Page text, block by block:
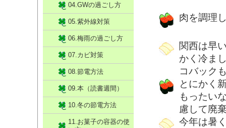
肉を調理
関西は早
かく冷ま
コバック
とにかく
もったい
慮して廃
今年は暑
04.GWの過ごし方
05.紫外線対策
06.梅雨の過ごし方
07.カビ対策
08.節電方法
09.本（読書週間）
10.冬の節電方法
11.お菓子の容器の使